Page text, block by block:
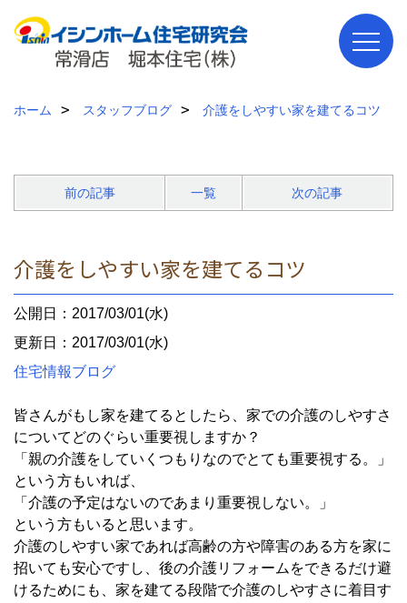
ホーム スタッフブログ 介護をしやすい家を建てるコツ
前の記事 一覧 次の記事
介護をしやすい家を建てるコツ
公開日：2017/03/01(水)
更新日：2017/03/01(水)
住宅情報ブログ
皆さんがもし家を建てるとしたら、家での介護のしやすさ
についてどのぐらい重要視しますか？
「親の介護をしていくつもりなのでとても重要視する。」
という方もいれば、
「介護の予定はないのであまり重要視しない。」
という方もいると思います。
介護のしやすい家であれば高齢の方や障害のある方を家に
招いても安心ですし、後の介護リフォームをできるだけ避
けるためにも、家を建てる段階で介護のしやすさに着目す